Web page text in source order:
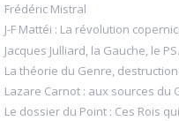
Frédéric Mistral
J-F Mattéi : La révolution
Jacques Julliard, la Gauche, le
La théorie du Genre,
Lazare Carnot : aux sources du
Le dossier du Point : Ces Rois